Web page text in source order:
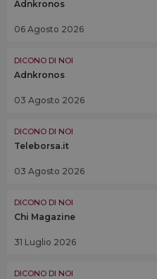
Adnkronos
06 Agosto 2026
DICONO DI NOI
Adnkronos
03 Agosto 2026
DICONO DI NOI
Teleborsa.it
03 Agosto 2026
DICONO DI NOI
Chi Magazine
31 Luglio 2026
DICONO DI NOI